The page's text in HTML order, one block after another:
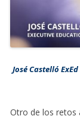
José Castelló
Otro de los retos